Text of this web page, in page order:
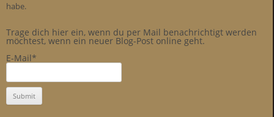
habe.
Trage dich hier ein, wenn du per Mail benachrichtigt werden
möchtest, wenn ein neuer Blog-Post online geht.
E-Mail*